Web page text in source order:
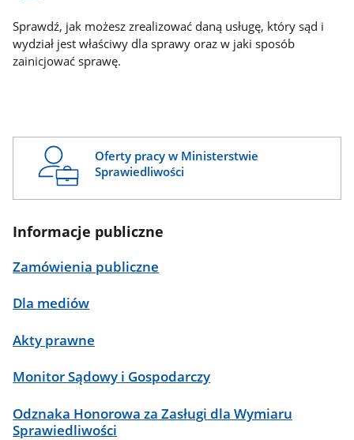
Sprawdź, jak możesz zrealizować daną usługę, który sąd i
wydział jest właściwy dla sprawy oraz w jaki sposób
zainicjować sprawę.
Oferty pracy w Ministerstwie
Sprawiedliwości
Informacje publiczne
Zamówienia publiczne
Dla mediów
Akty prawne
Monitor Sądowy i Gospodarczy
Odznaka Honorowa za Zasługi dla Wymiaru
Sprawiedliwości